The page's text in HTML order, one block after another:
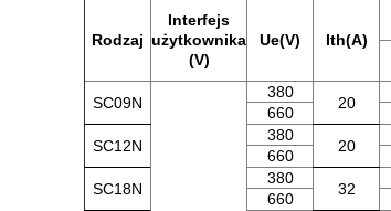
Rodzaj
Interfejs
użytkownika
(V)
Ue(V) Ith(A)
SC09N
380
20
660
SC12N
380
20
660
SC18N
380
32
660